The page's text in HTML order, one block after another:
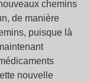
chemins
de manière
puisque là
nouvelle